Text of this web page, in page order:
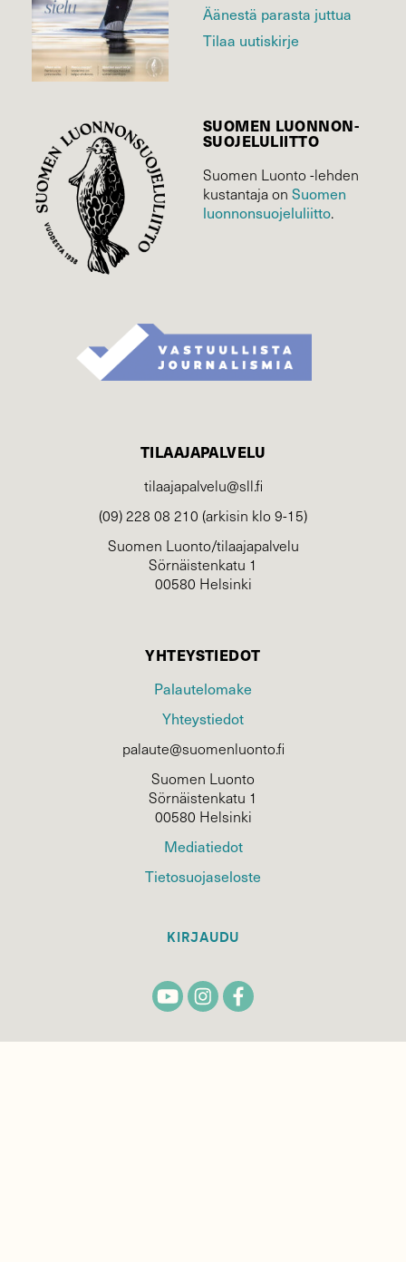
Äänestä parasta juttua
Tilaa uutiskirje
SUOMEN LUONNON­
SUOJELU­LIITTO
Suomen Luonto -lehden
kustantaja on Suomen
luonnonsuojelu­liitto.
TILAAJAPALVELU
tilaajapalvelu@sll.fi
(09) 228 08 210 (arkisin klo 9-15)
Suomen Luonto/tilaajapalvelu
Sörnäistenkatu 1
00580 Helsinki
YHTEYSTIEDOT
Palautelomake
Yhteystiedot
palaute@suomenluonto.fi
Suomen Luonto
Sörnäistenkatu 1
00580 Helsinki
Mediatiedot
Tietosuojaseloste
KIRJAUDU